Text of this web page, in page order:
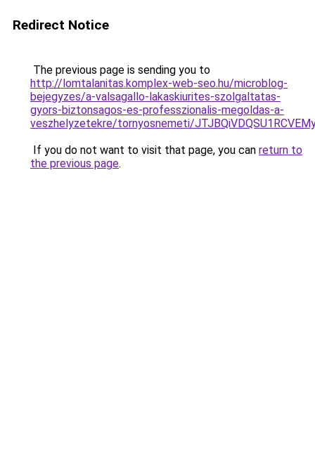
Redirect Notice
The previous page is sending you to
http://lomtalanitas.komplex-web-seo.hu/microblog-
bejegyzes/a-valsagallo-lakaskiurites-szolgaltatas-
gyors-biztonsagos-es-professzionalis-megoldas-a-
veszhelyzetekre/tornyosnemeti/
If you do not want to visit that page, you can return to
the previous page.